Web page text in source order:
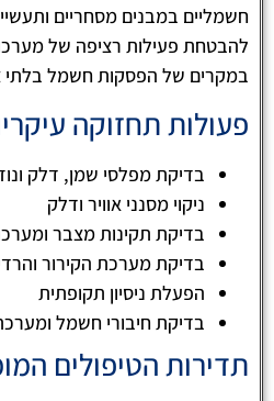
חשמליים במבנים מסחריים
להבטחת פעילות רציפה של
במקרים של הפסקות חשמל בלתי
פעולות תחזוקה
בדיקת מפלסי שמן, דלק
ניקוי מסנני אוויר ודלק
בדיקת תקינות מצבר
בדיקת מערכת הקירור
הפעלת ניסיון תקופתית
בדיקת חיבורי חשמל
תדירות הטיפולים